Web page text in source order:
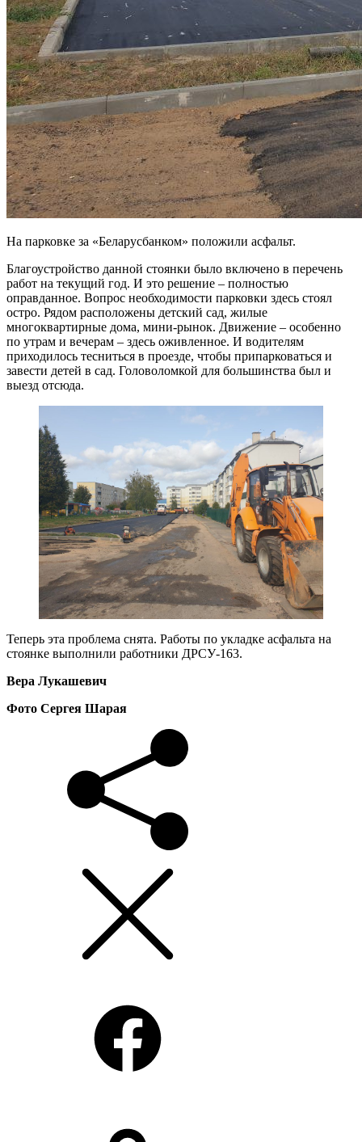
На парковке за «Беларусбанком» положили асфальт.
Благоустройство данной стоянки было включено в перечень
работ на текущий год. И это решение – полностью
оправданное. Вопрос необходимости парковки здесь стоял
остро. Рядом расположены детский сад, жилые
многоквартирные дома, мини-рынок. Движение – особенно
по утрам и вечерам – здесь оживленное. И водителям
приходилось тесниться в проезде, чтобы припарковаться и
завести детей в сад. Головоломкой для большинства был и
выезд отсюда.
Теперь эта проблема снята. Работы по укладке асфальта на
стоянке выполнили работники ДРСУ-163.
Вера Лукашевич
Фото Сергея Шарая